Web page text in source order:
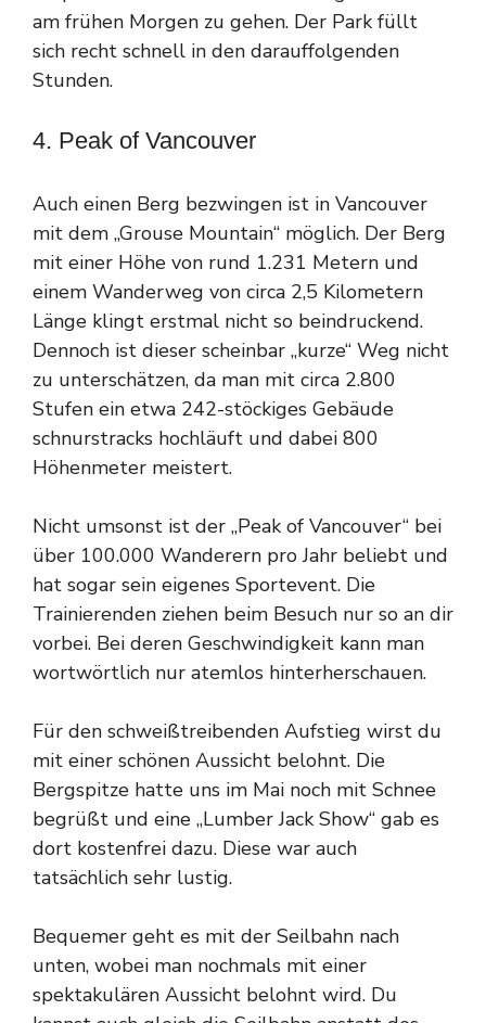
am frühen Morgen zu gehen. Der Park füllt
sich recht schnell in den darauffolgenden
Stunden.
4. Peak of Vancouver
Auch einen Berg bezwingen ist in Vancouver
mit dem „Grouse Mountain“ möglich. Der Berg
mit einer Höhe von rund 1.231 Metern und
einem Wanderweg von circa 2,5 Kilometern
Länge klingt erstmal nicht so beindruckend.
Dennoch ist dieser scheinbar „kurze“ Weg nicht
zu unterschätzen, da man mit circa 2.800
Stufen ein etwa 242-stöckiges Gebäude
schnurstracks hochläuft und dabei 800
Höhenmeter meistert.
Nicht umsonst ist der „Peak of Vancouver“ bei
über 100.000 Wanderern pro Jahr beliebt und
hat sogar sein eigenes Sportevent. Die
Trainierenden ziehen beim Besuch nur so an dir
vorbei. Bei deren Geschwindigkeit kann man
wortwörtlich nur atemlos hinterherschauen.
Für den schweißtreibenden Aufstieg wirst du
mit einer schönen Aussicht belohnt. Die
Bergspitze hatte uns im Mai noch mit Schnee
begrüßt und eine „Lumber Jack Show“ gab es
dort kostenfrei dazu. Diese war auch
tatsächlich sehr lustig.
Bequemer geht es mit der Seilbahn nach
unten, wobei man nochmals mit einer
spektakulären Aussicht belohnt wird. Du